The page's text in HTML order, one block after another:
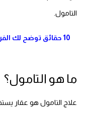
التامول.
10 حقائق توضح لك
ما هو التامول؟
علاج التامول هو عقار